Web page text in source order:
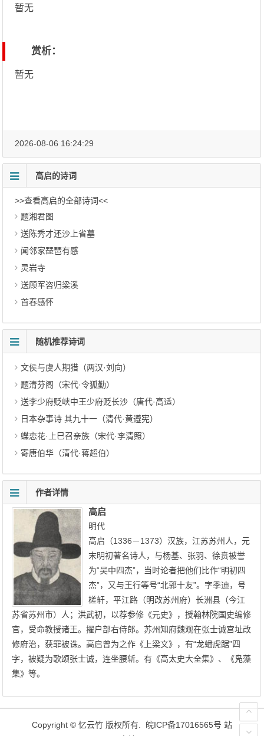
暂无
赏析：
暂无
2026-08-06 16:24:29
高启的诗词
>>查看高启的全部诗词<<
题湘君图
送陈秀才还沙上省墓
闻邻家琵琶有感
灵岩寺
送顾军咨归梁溪
首春感怀
随机推荐诗词
文侯与虞人期猎（两汉·刘向）
题清芬阁（宋代·令狐勤）
送李少府贬峡中王少府贬长沙（唐代·高适）
日本杂事诗 其九十一（清代·黄遵宪）
蝶恋花·上巳召亲族（宋代·李清照）
寄唐伯华（清代·蒋超伯）
作者详情
高启
明代
高启（1336－1373）汉族，江苏苏州人，元
末明初著名诗人，与杨基、张羽、徐贲被誉
为“吴中四杰”，当时论者把他们比作“明初四
杰”，又与王行等号“北郭十友”。字季迪，号
槎轩，平江路（明改苏州府）长洲县（今江
苏省苏州市）人；洪武初，以荐参修《元史》，授翰林院国史编修
官，受命教授诸王。擢户部右侍郎。苏州知府魏观在张士诚宫址改
修府治，获罪被诛。高启曾为之作《上梁文》，有“龙蟠虎踞”四
字，被疑为歌颂张士诚，连坐腰斩。有《高太史大全集》、《凫藻
集》等。
Copyright © 忆云竹 版权所有. 皖ICP备17016565号 站